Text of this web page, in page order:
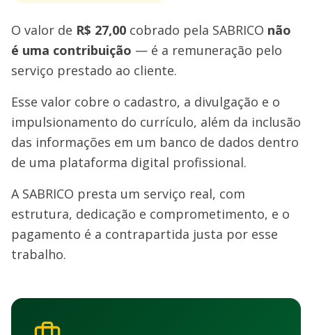
O valor de R$ 27,00 cobrado pela SABRICO não
é uma contribuição — é a remuneração pelo
serviço prestado ao cliente.
Esse valor cobre o cadastro, a divulgação e o
impulsionamento do currículo, além da inclusão
das informações em um banco de dados dentro
de uma plataforma digital profissional.
A SABRICO presta um serviço real, com
estrutura, dedicação e comprometimento, e o
pagamento é a contrapartida justa por esse
trabalho.